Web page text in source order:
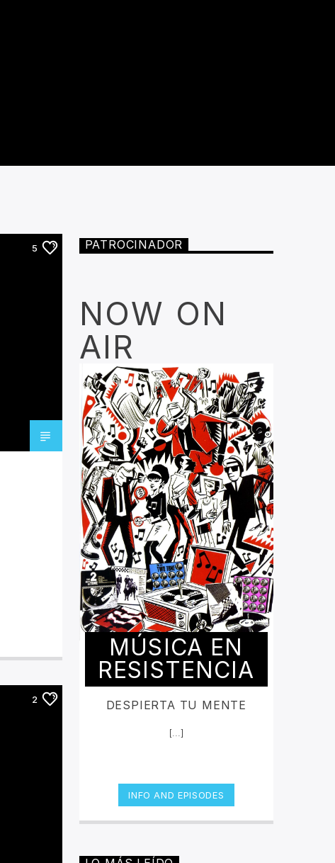
5
2
PATROCINADOR
NOW ON
AIR
MÚSICA EN
RESISTENCIA
DESPIERTA TU MENTE
[...]
INFO AND EPISODES